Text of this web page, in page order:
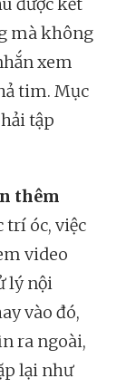
mà không
xem
tim. Mục
tập
thêm
trí óc, việc
video
lý nội
vào đó,
ra ngoài,
lại như